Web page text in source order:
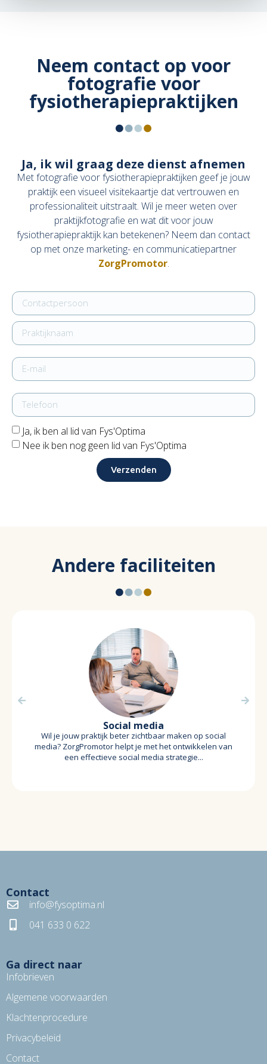
Neem contact op voor
fotografie voor
fysiotherapiepraktijken
Ja, ik wil graag deze dienst afnemen
Met fotografie voor fysiotherapiepraktijken geef je jouw
praktijk een visueel visitekaartje dat vertrouwen en
professionaliteit uitstraalt. Wil je meer weten over
praktijkfotografie en wat dit voor jouw
fysiotherapiepraktijk kan betekenen? Neem dan contact
op met onze marketing- en communicatiepartner
ZorgPromotor.
Ja, ik ben al lid van Fys'Optima
Nee ik ben nog geen lid van Fys'Optima
Verzenden
Andere faciliteiten
Social media
Wil je jouw praktijk beter zichtbaar maken op social
media? ZorgPromotor helpt je met het ontwikkelen van
een effectieve social media strategie...
Contact
info@fysoptima.nl
041 633 0 622
Ga direct naar
Infobrieven
Algemene voorwaarden
Klachtenprocedure
Privacybeleid
Contact